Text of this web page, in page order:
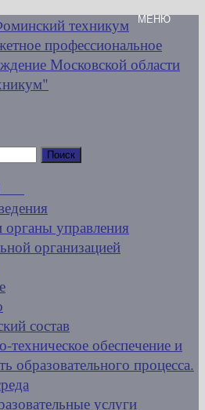
органы управления
организацией
состав
техническое обеспечение и
образовательного процесса.
услуги